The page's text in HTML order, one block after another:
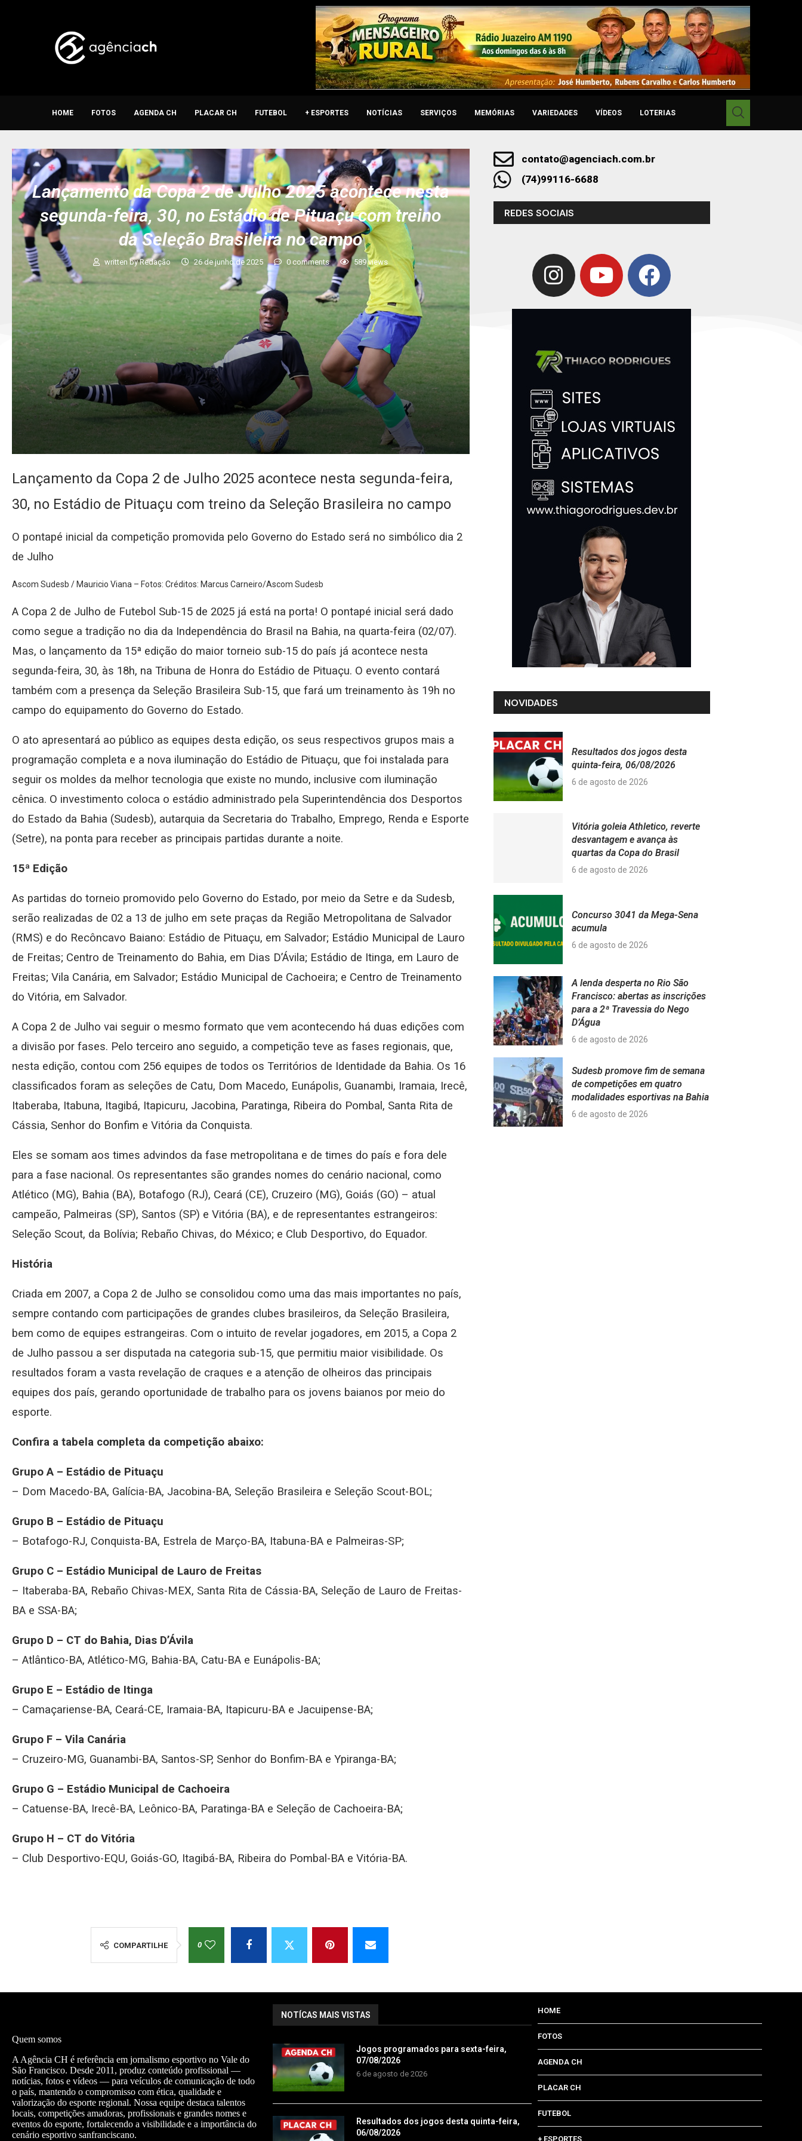
HOME FOTOS AGENDA CH PLACAR CH FUTEBOL + ESPORTES NOTÍCIAS SERVIÇOS MEMÓRIAS VARIEDADES VÍDEOS LOTERIAS
Lançamento da Copa 2 de Julho 2025 acontece nesta
segunda-feira, 30, no Estádio de Pituaçu com treino
da Seleção Brasileira no campo
written byRedação 26 de junho de 2025 0 comments 589views
Lançamento da Copa 2 de Julho 2025 acontece nesta segunda-feira,
30, no Estádio de Pituaçu com treino da Seleção Brasileira no campo
O pontapé inicial da competição promovida pelo Governo do Estado será no simbólico dia 2
de Julho
Ascom Sudesb / Mauricio Viana – Fotos: Créditos: Marcus Carneiro/Ascom Sudesb
A Copa 2 de Julho de Futebol Sub-15 de 2025 já está na porta! O pontapé inicial será dado
como segue a tradição no dia da Independência do Brasil na Bahia, na quarta-feira (02/07).
Mas, o lançamento da 15ª edição do maior torneio sub-15 do país já acontece nesta
segunda-feira, 30, às 18h, na Tribuna de Honra do Estádio de Pituaçu. O evento contará
também com a presença da Seleção Brasileira Sub-15, que fará um treinamento às 19h no
campo do equipamento do Governo do Estado.
O ato apresentará ao público as equipes desta edição, os seus respectivos grupos mais a
programação completa e a nova iluminação do Estádio de Pituaçu, que foi instalada para
seguir os moldes da melhor tecnologia que existe no mundo, inclusive com iluminação
cênica. O investimento coloca o estádio administrado pela Superintendência dos Desportos
do Estado da Bahia (Sudesb), autarquia da Secretaria do Trabalho, Emprego, Renda e Esporte
(Setre), na ponta para receber as principais partidas durante a noite.
15ª Edição
As partidas do torneio promovido pelo Governo do Estado, por meio da Setre e da Sudesb,
serão realizadas de 02 a 13 de julho em sete praças da Região Metropolitana de Salvador
(RMS) e do Recôncavo Baiano: Estádio de Pituaçu, em Salvador; Estádio Municipal de Lauro
de Freitas; Centro de Treinamento do Bahia, em Dias D’Ávila; Estádio de Itinga, em Lauro de
Freitas; Vila Canária, em Salvador; Estádio Municipal de Cachoeira; e Centro de Treinamento
do Vitória, em Salvador.
A Copa 2 de Julho vai seguir o mesmo formato que vem acontecendo há duas edições com
a divisão por fases. Pelo terceiro ano seguido, a competição teve as fases regionais, que,
nesta edição, contou com 256 equipes de todos os Territórios de Identidade da Bahia. Os 16
classificados foram as seleções de Catu, Dom Macedo, Eunápolis, Guanambi, Iramaia, Irecê,
Itaberaba, Itabuna, Itagibá, Itapicuru, Jacobina, Paratinga, Ribeira do Pombal, Santa Rita de
Cássia, Senhor do Bonfim e Vitória da Conquista.
Eles se somam aos times advindos da fase metropolitana e de times do país e fora dele
para a fase nacional. Os representantes são grandes nomes do cenário nacional, como
Atlético (MG), Bahia (BA), Botafogo (RJ), Ceará (CE), Cruzeiro (MG), Goiás (GO) – atual
campeão, Palmeiras (SP), Santos (SP) e Vitória (BA), e de representantes estrangeiros:
Seleção Scout, da Bolívia; Rebaño Chivas, do México; e Club Desportivo, do Equador.
História
Criada em 2007, a Copa 2 de Julho se consolidou como uma das mais importantes no país,
sempre contando com participações de grandes clubes brasileiros, da Seleção Brasileira,
bem como de equipes estrangeiras. Com o intuito de revelar jogadores, em 2015, a Copa 2
de Julho passou a ser disputada na categoria sub-15, que permitiu maior visibilidade. Os
resultados foram a vasta revelação de craques e a atenção de olheiros das principais
equipes dos país, gerando oportunidade de trabalho para os jovens baianos por meio do
esporte.
Confira a tabela completa da competição abaixo:
Grupo A – Estádio de Pituaçu
– Dom Macedo-BA, Galícia-BA, Jacobina-BA, Seleção Brasileira e Seleção Scout-BOL;
Grupo B – Estádio de Pituaçu
– Botafogo-RJ, Conquista-BA, Estrela de Março-BA, Itabuna-BA e Palmeiras-SP;
Grupo C – Estádio Municipal de Lauro de Freitas
– Itaberaba-BA, Rebaño Chivas-MEX, Santa Rita de Cássia-BA, Seleção de Lauro de Freitas-
BA e SSA-BA;
Grupo D – CT do Bahia, Dias D’Ávila
– Atlântico-BA, Atlético-MG, Bahia-BA, Catu-BA e Eunápolis-BA;
Grupo E – Estádio de Itinga
– Camaçariense-BA, Ceará-CE, Iramaia-BA, Itapicuru-BA e Jacuipense-BA;
Grupo F – Vila Canária
– Cruzeiro-MG, Guanambi-BA, Santos-SP, Senhor do Bonfim-BA e Ypiranga-BA;
Grupo G – Estádio Municipal de Cachoeira
– Catuense-BA, Irecê-BA, Leônico-BA, Paratinga-BA e Seleção de Cachoeira-BA;
Grupo H – CT do Vitória
– Club Desportivo-EQU, Goiás-GO, Itagibá-BA, Ribeira do Pombal-BA e Vitória-BA.
COMPARTILHE 0
contato@agenciach.com.br
(74)99116-6688
REDES SOCIAIS
NOVIDADES
Resultados dos jogos desta
quinta-feira, 06/08/2026
6 de agosto de 2026
Vitória goleia Athletico, reverte
desvantagem e avança às
quartas da Copa do Brasil
6 de agosto de 2026
Concurso 3041 da Mega-Sena
acumula
6 de agosto de 2026
A lenda desperta no Rio São
Francisco: abertas as inscrições
para a 2ª Travessia do Nego
D’Água
6 de agosto de 2026
Sudesb promove fim de semana
de competições em quatro
modalidades esportivas na Bahia
6 de agosto de 2026
Quem somos
A Agência CH é referência em jornalismo esportivo no Vale do
São Francisco. Desde 2011, produz conteúdo profissional —
notícias, fotos e vídeos — para veículos de comunicação de todo
o país, mantendo o compromisso com ética, qualidade e
valorização do esporte regional. Nossa equipe destaca talentos
locais, competições amadoras, profissionais e grandes nomes e
eventos do esporte, fortalecendo a visibilidade e a importância do
cenário esportivo sanfranciscano.
NOTÍCAS MAIS VISTAS
Jogos programados para sexta-feira,
07/08/2026
6 de agosto de 2026
Resultados dos jogos desta quinta-feira,
06/08/2026
HOME
FOTOS
AGENDA CH
PLACAR CH
FUTEBOL
+ ESPORTES